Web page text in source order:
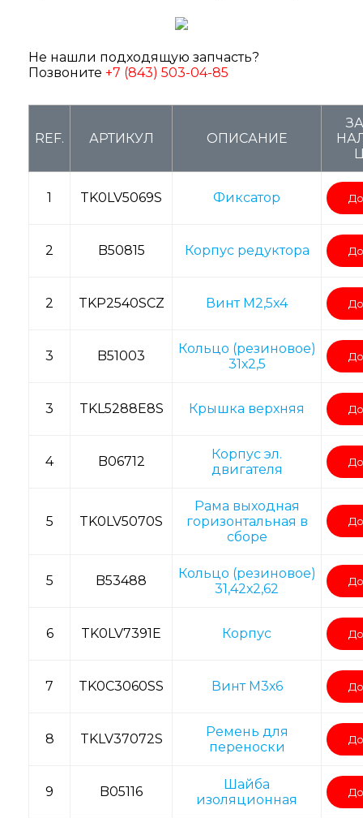
Не нашли подходящую запчасть?
Позвоните +7 (843) 503-04-85
REF. АРТИКУЛ ОПИСАНИЕ
1 TK0LV5069S Фиксатор
2 B50815 Корпус редуктора
2 TKP2540SCZ Винт M2,5х4
3 B51003
Кольцо (резиновое)
31х2,5
3 TKL5288E8S Крышка верхняя
4 B06712
Корпус эл.
двигателя
5 TK0LV5070S
Рама выходная
горизонтальная в
сборе
5 B53488
Кольцо (резиновое)
31,42х2,62
6 TK0LV7391E Корпус
7 TK0C3060SS Винт M3х6
8 TKLV37072S
Ремень для
переноски
9 B05116
Шайба
изоляционная